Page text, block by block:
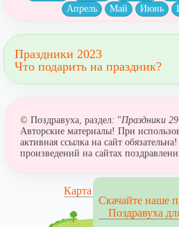
Апрель
Май Июнь
Праздники 2023
Что подарить на праздник?
© Поздравуха, раздел: "Праздники
Авторские материалы! При
активная ссылка на сайт
произведений на сайтах
Карта сайта
Скачайте наше
Поздравуха